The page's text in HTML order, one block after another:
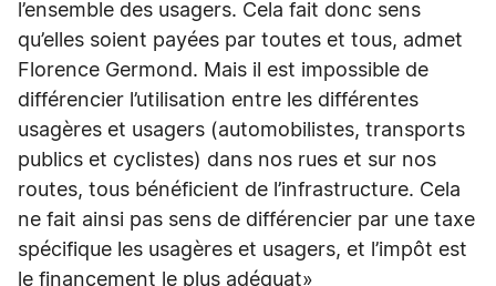
l’ensemble des usagers. Cela fait donc sens
qu’elles soient payées par toutes et tous, admet
Florence Germond. Mais il est impossible de
différencier l’utilisation entre les différentes
usagères et usagers (automobilistes, transports
publics et cyclistes) dans nos rues et sur nos
routes, tous bénéficient de l’infrastructure. Cela
ne fait ainsi pas sens de différencier par une taxe
spécifique les usagères et usagers, et l’impôt est
le financement le plus adéquat»